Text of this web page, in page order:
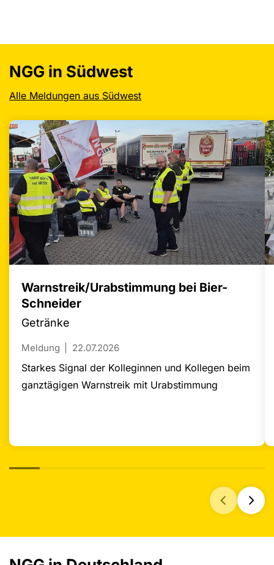
Wir verwenden YouTube, um Videos auf unserer Website
YouTube-Videos laden
NGG in Südwest
Alle Meldungen aus Südwest
Warnstreik/Urabstimmung bei Bier-
Schneider
Getränke
Meldung 22.07.2026
Starkes Signal der Kolleginnen und Kollegen beim
ganztägigen Warnstreik mit Urabstimmung